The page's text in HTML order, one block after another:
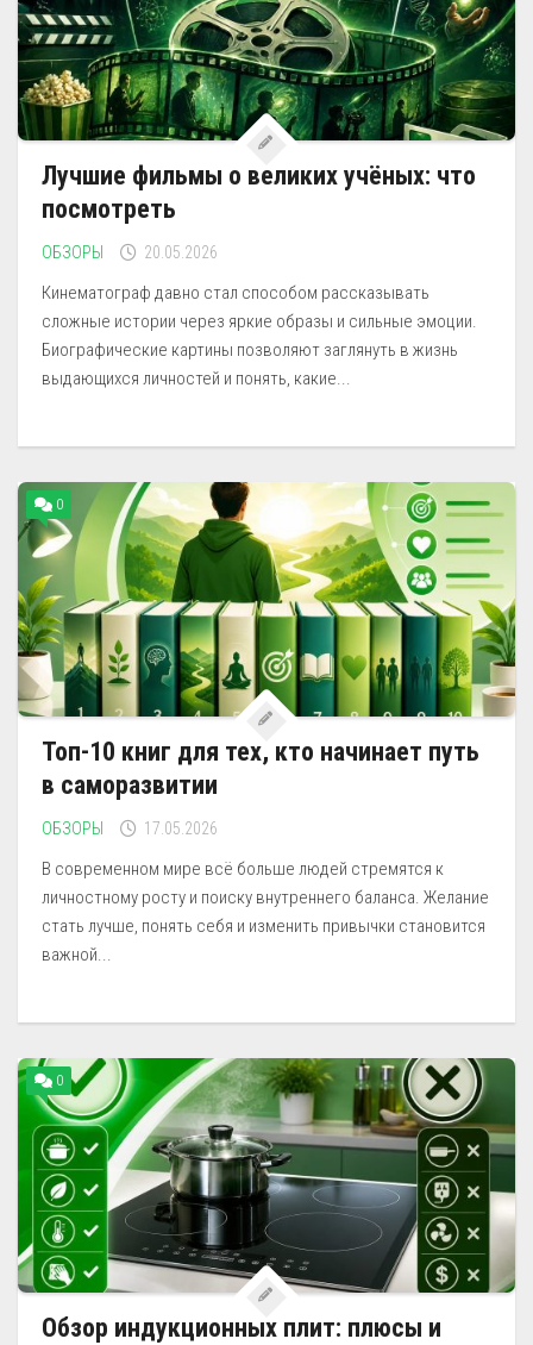
Лучшие фильмы о великих учёных: что
посмотреть
ОБЗОРЫ 20.05.2026
Кинематограф давно стал способом рассказывать
сложные истории через яркие образы и сильные эмоции.
Биографические картины позволяют заглянуть в жизнь
выдающихся личностей и понять, какие...
0
Топ-10 книг для тех, кто начинает путь
в саморазвитии
ОБЗОРЫ 17.05.2026
В современном мире всё больше людей стремятся к
личностному росту и поиску внутреннего баланса. Желание
стать лучше, понять себя и изменить привычки становится
важной...
0
Обзор индукционных плит: плюсы и